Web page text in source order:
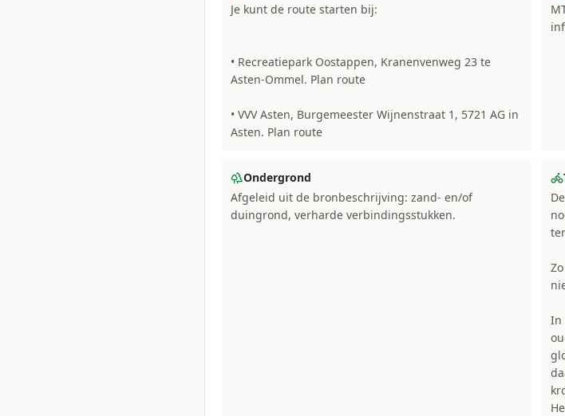
Je kunt de route starten bij:
• Recreatiepark Oostappen, Kranenvenweg 23 te
Asten-Ommel. Plan route
• VVV Asten, Burgemeester Wijnenstraat 1, 5721 AG in
Asten. Plan route
Ondergrond
Afgeleid uit de bronbeschrijving: zand- en/of
duingrond, verharde verbindingsstukken.
In